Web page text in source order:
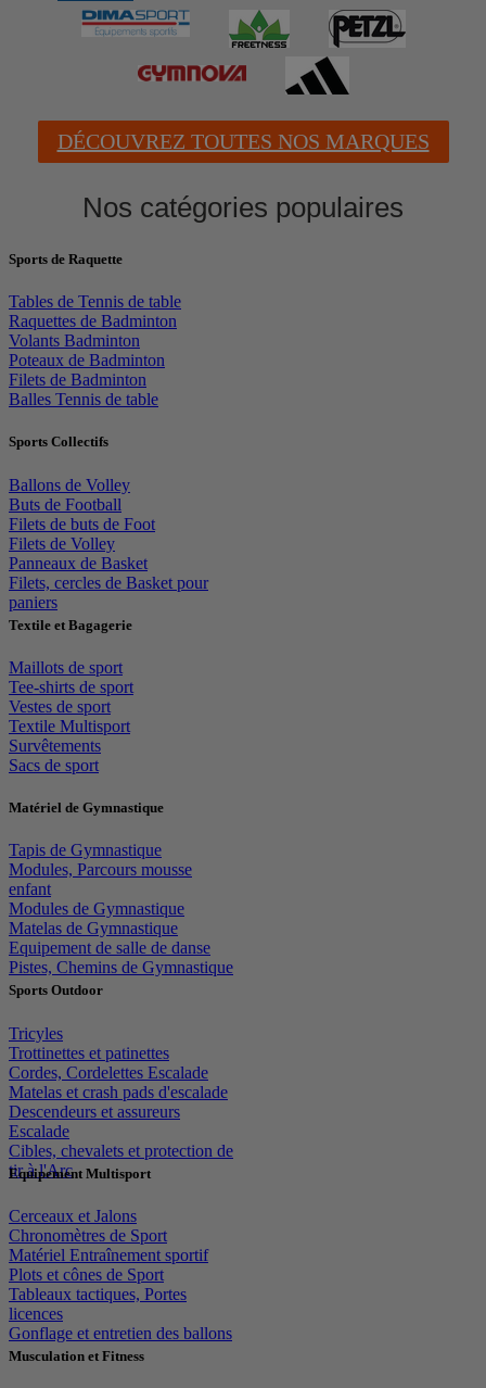
DÉCOUVREZ TOUTES NOS MARQUES
Nos catégories populaires
Sports de Raquette
Tables de Tennis de table
Raquettes de Badminton
Volants Badminton
Poteaux de Badminton
Filets de Badminton
Balles Tennis de table
Sports Collectifs
Ballons de Volley
Buts de Football
Filets de buts de Foot
Filets de Volley
Panneaux de Basket
Filets, cercles de Basket pour
paniers
Textile et Bagagerie
Maillots de sport
Tee-shirts de sport
Vestes de sport
Textile Multisport
Survêtements
Sacs de sport
Matériel de Gymnastique
Tapis de Gymnastique
Modules, Parcours mousse
enfant
Modules de Gymnastique
Matelas de Gymnastique
Equipement de salle de danse
Pistes, Chemins de Gymnastique
Sports Outdoor
Tricyles
Trottinettes et patinettes
Cordes, Cordelettes Escalade
Matelas et crash pads d'escalade
Descendeurs et assureurs
Escalade
Cibles, chevalets et protection de
tir à l'Arc
Equipement Multisport
Cerceaux et Jalons
Chronomètres de Sport
Matériel Entraînement sportif
Plots et cônes de Sport
Tableaux tactiques, Portes
licences
Gonflage et entretien des ballons
Musculation et Fitness